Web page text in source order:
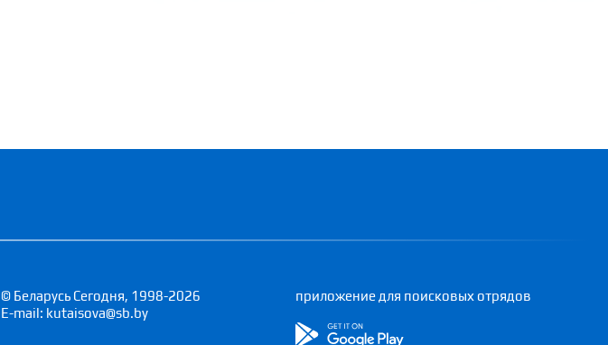
© Беларусь Сегодня, 1998-2026
E-mail: kutaisova@sb.by
приложение для поисковых отрядов